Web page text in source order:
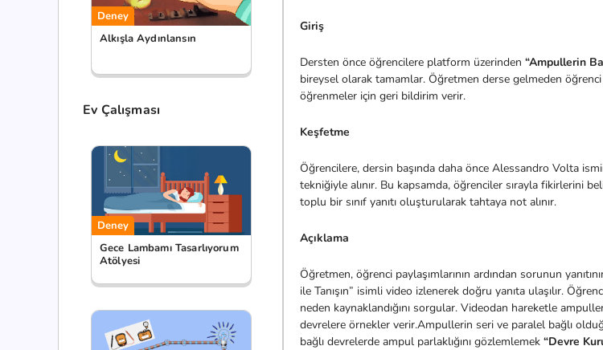
Deney
Alkışla Aydınlansın
Ev Çalışması
Deney
Gece Lambamı Tasarlıyorum
Atölyesi
Giriş
Dersten önce öğrencilere platform üzerinden “Ampullerin
bireysel olarak tamamlar. Öğretmen derse gelmeden öğrenci
öğrenmeler için geri bildirim verir.
Keşfetme
Öğrencilere, dersin başında daha önce Alessandro Volta
tekniğiyle alınır. Bu kapsamda, öğrenciler sırayla fikirlerini
toplu bir sınıf yanıtı oluşturularak tahtaya not alınır.
Açıklama
Öğretmen, öğrenci paylaşımlarının ardından sorunun
ile Tanışın” isimli video izlenerek doğru yanıta ulaşılır.
neden kaynaklandığını sorgular. Videodan hareketle
devrelere örnekler verir.Ampullerin seri ve paralel bağlı
bağlı devrelerde ampul parlaklığını gözlemlemek “Devre